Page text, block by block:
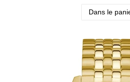
Dans le